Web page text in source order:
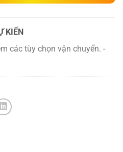
KIẾN
các tùy chọn vận chuyển. -